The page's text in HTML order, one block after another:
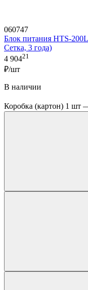
060747
Блок питания HTS-
Сетка, 3 года)
4 90421
₽/шт
В наличии
Коробка (картон) 1 шт